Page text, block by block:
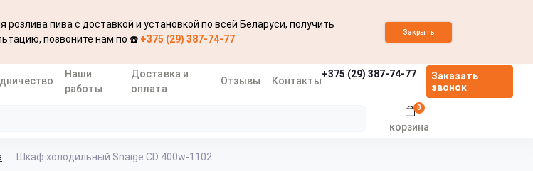
пива с доставкой и установкой по всей Беларуси, получить
позвоните нам по ☎️ +375 (29) 387-74-77
Закрыть
Наши
работы
Доставка и
оплата
Отзывы Контакты
+375 (29) 387-74-77
Заказать
звонок
корзина
0
Шкаф холодильный Snaige CD 400w-1102